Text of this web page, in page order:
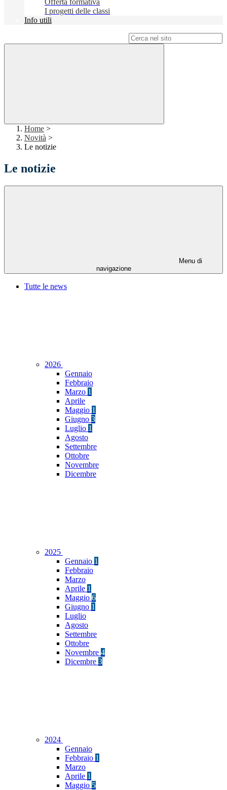
Offerta formativa
I progetti delle classi
Info utili
Home >
Novità >
Le notizie
Le notizie
Menu di
navigazione
Tutte le news
2026
Gennaio
Febbraio
Marzo 1
Aprile
Maggio 1
Giugno 3
Luglio 1
Agosto
Settembre
Ottobre
Novembre
Dicembre
2025
Gennaio 1
Febbraio
Marzo
Aprile 1
Maggio 6
Giugno 1
Luglio
Agosto
Settembre
Ottobre
Novembre 4
Dicembre 3
2024
Gennaio
Febbraio 1
Marzo
Aprile 1
Maggio 5